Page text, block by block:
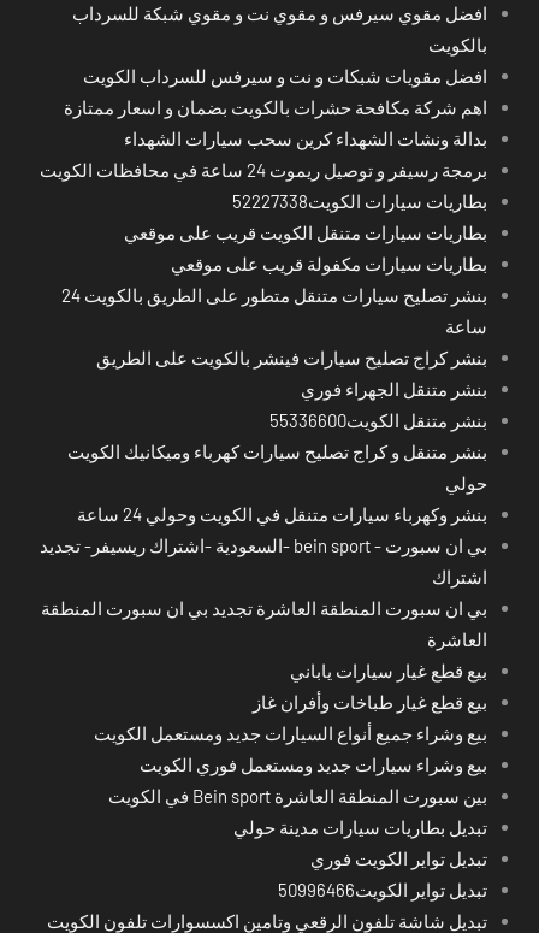
افضل مقوي سيرفس و مقوي نت و مقوي شبكة للسرداب
بالكويت
افضل مقويات شبكات و نت و سيرفس للسرداب الكويت
اهم شركة مكافحة حشرات بالكويت بضمان و اسعار ممتازة
بدالة ونشات الشهداء كرين سحب سيارات الشهداء
برمجة رسيفر و توصيل ريموت 24 ساعة في محافظات الكويت
بطاريات سيارات الكويت52227338
بطاريات سيارات متنقل الكويت قريب على موقعي
بطاريات سيارات مكفولة قريب على موقعي
بنشر تصليح سيارات متنقل متطور على الطريق بالكويت 24
ساعة
بنشر كراج تصليح سيارات فينشر بالكويت على الطريق
بنشر متنقل الجهراء فوري
بنشر متنقل الكويت55336600
بنشر متنقل و كراج تصليح سيارات كهرباء وميكانيك الكويت
حولي
بنشر وكهرباء سيارات متنقل في الكويت وحولي 24 ساعة
بي ان سبورت - bein sport -السعودية -اشتراك ريسيفر- تجديد
اشتراك
بي ان سبورت المنطقة العاشرة تجديد بي ان سبورت المنطقة
العاشرة
بيع قطع غيار سيارات ياباني
بيع قطع غيار طباخات وأفران غاز
بيع وشراء جميع أنواع السيارات جديد ومستعمل الكويت
بيع وشراء سيارات جديد ومستعمل فوري الكويت
بين سبورت المنطقة العاشرة Bein sport في الكويت
تبديل بطاريات سيارات مدينة حولي
تبديل تواير الكويت فوري
تبديل تواير الكويت50996466
تبديل شاشة تلفون الرقعي وتامين اكسسوارات تلفون الكويت